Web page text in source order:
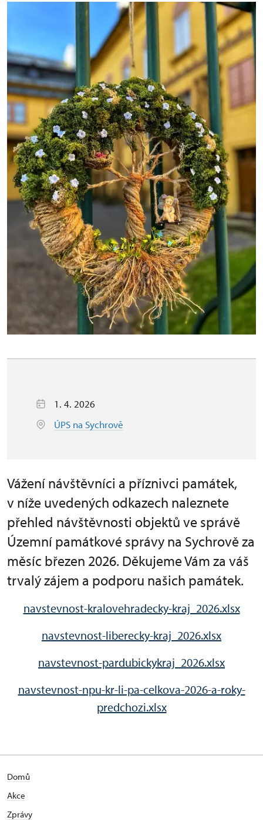
1. 4. 2026
ÚPS na Sychrově
Vážení návštěvníci a příznivci památek,
v níže uvedených odkazech naleznete
přehled návštěvnosti objektů ve správě
Územní památkové správy na Sychrově za
měsíc březen 2026. Děkujeme Vám za váš
trvalý zájem a podporu našich památek.
navstevnost-kralovehradecky-kraj_2026.xlsx
navstevnost-liberecky-kraj_2026.xlsx
navstevnost-pardubickykraj_2026.xlsx
navstevnost-npu-kr-li-pa-celkova-2026-a-roky-
predchozi.xlsx
Domů
Akce
Zprávy